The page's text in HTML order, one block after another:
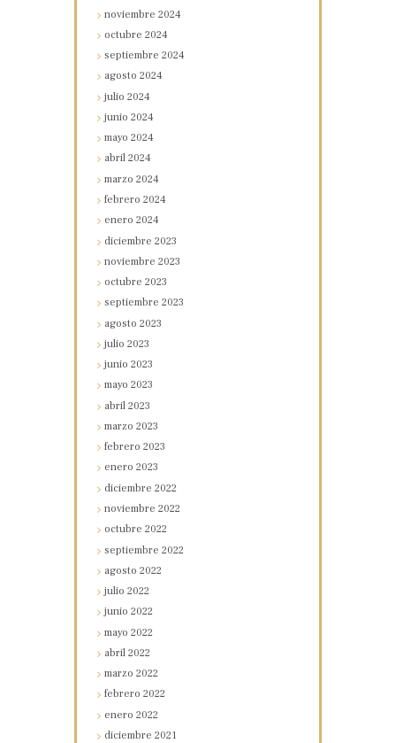
noviembre2024
octubre2024
septiembre2024
agosto2024
julio2024
junio2024
mayo2024
abril2024
marzo2024
febrero2024
enero2024
diciembre2023
noviembre2023
octubre2023
septiembre2023
agosto2023
julio2023
junio2023
mayo2023
abril2023
marzo2023
febrero2023
enero2023
diciembre2022
noviembre2022
octubre2022
septiembre2022
agosto2022
julio2022
junio2022
mayo2022
abril2022
marzo2022
febrero2022
enero2022
diciembre2021